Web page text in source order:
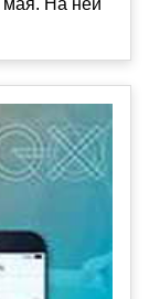
мая. На ней